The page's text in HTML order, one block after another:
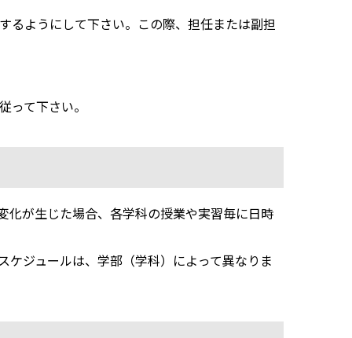
るようにして下さい。この際、担任または副担
て下さい。
化が生じた場合、各学科の授業や実習毎に日時
ジュールは、学部（学科）によって異なりま